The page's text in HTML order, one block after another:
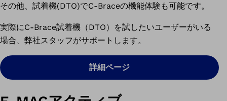
その他、試着機(DTO)でC-Braceの機能体験も可能です。
実際にC-Brace試着機（DTO）を試したいユーザーがいる
場合、弊社スタッフがサポートします。
詳細ページ